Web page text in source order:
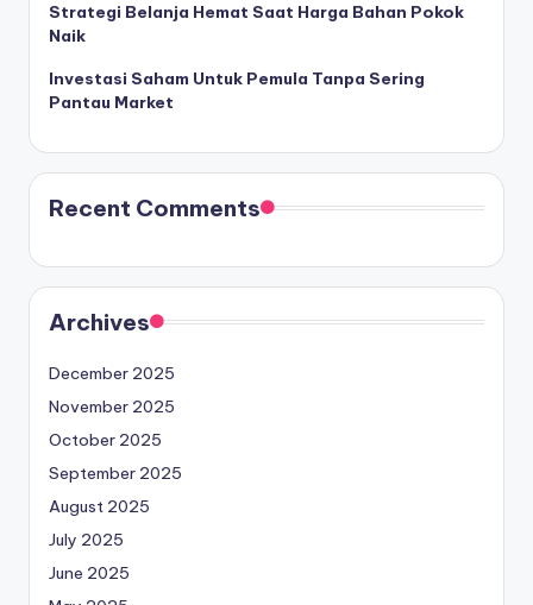
Strategi Belanja Hemat Saat Harga Bahan Pokok
Naik
Investasi Saham Untuk Pemula Tanpa Sering
Pantau Market
Recent Comments
Archives
December 2025
November 2025
October 2025
September 2025
August 2025
July 2025
June 2025